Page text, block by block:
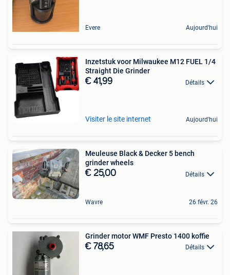
Evere Aujourd'hui
Inzetstuk voor Milwaukee M12 FUEL 1/4
Straight Die Grinder
€ 41,99 Détails
Visiter le site internet Aujourd'hui
Meuleuse Black & Decker 5 bench
grinder wheels
€ 25,00 Détails
Wavre 26 févr. 26
Grinder motor WMF Presto 1400 koffie
€ 78,65 Détails